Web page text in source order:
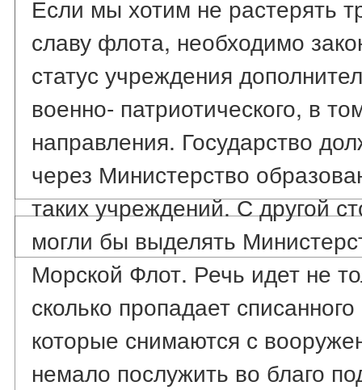
Если мы хотим не растерять
славу флота, необходимо
статус учреждения
военно- патриотического, в
направления. Государство
через Министерство
таких учреждений. С другой
могли бы выделять
Морской Флот. Речь идет не
сколько пропадает
которые снимаются с
немало послужить во благо